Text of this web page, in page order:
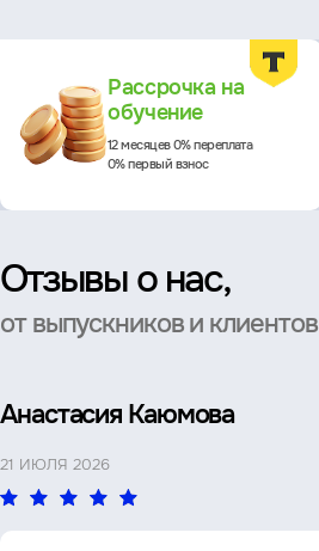
Рассрочка на
обучение
12 месяцев 0% переплата
0% первый взнос
Отзывы о нас,
от выпускников и клиентов
Анастасия Каюмова
21 ИЮЛЯ 2026